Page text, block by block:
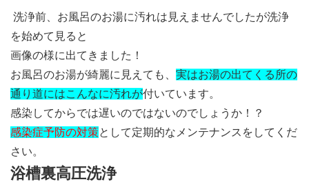
洗浄前、お風呂のお湯に汚れは見えませんでしたが洗浄
を始めて見ると
画像の様に出てきました！
お風呂のお湯が綺麗に見えても、 実はお湯の出てくる所の
通り道にはこんなに汚れが付いています。
感染してからでは遅いのではないのでしょうか！？
感染症予防の対策として定期的なメンテナンスをしてくだ
さい。
浴槽裏高圧洗浄